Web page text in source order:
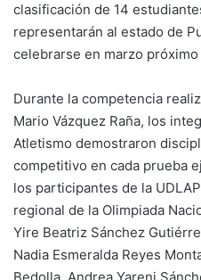
clasificación de 14
representarán al estado de
celebrarse en marzo próximo
Durante la competencia
Mario Vázquez Raña, los
Atletismo demostraron
competitivo en cada prueba
los participantes de la
regional de la Olimpiada
Yire Beatriz Sánchez
Nadia Esmeralda Reyes